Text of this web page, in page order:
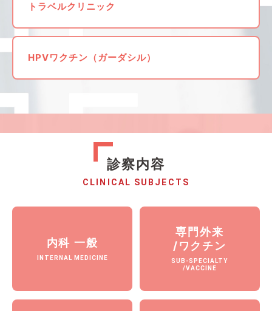
トラベルクリニック
HPVワクチン（ガーダシル）
診察内容
CLINICAL SUBJECTS
内科 一般
INTERNAL MEDICINE
専門外来
/ワクチン
SUB-SPECIALTY
/VACCINE